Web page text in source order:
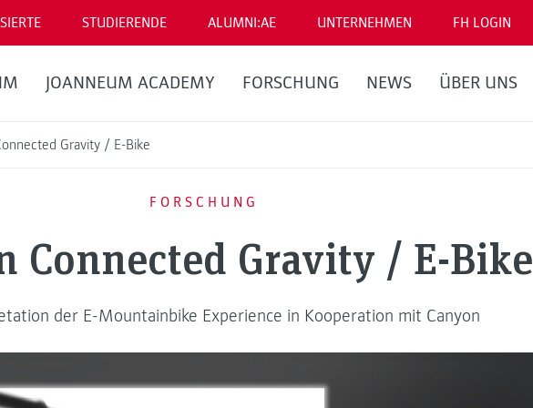
STUDIERENDE ALUMNI:AE UNTERNEHMEN FH LOGIN
JOANNEUM ACADEMY FORSCHUNG NEWS ÜBER UNS
Gravity / E-Bike
FORSCHUNG
Connected Gravity / E-Bike
der E-Mountainbike Experience in Kooperation mit Canyon